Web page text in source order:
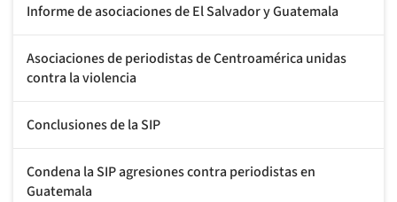
Informe de asociaciones de El Salvador y Guatemala
Asociaciones de periodistas de Centroamérica unidas
contra la violencia
Conclusiones de la SIP
Condena la SIP agresiones contra periodistas en
Guatemala